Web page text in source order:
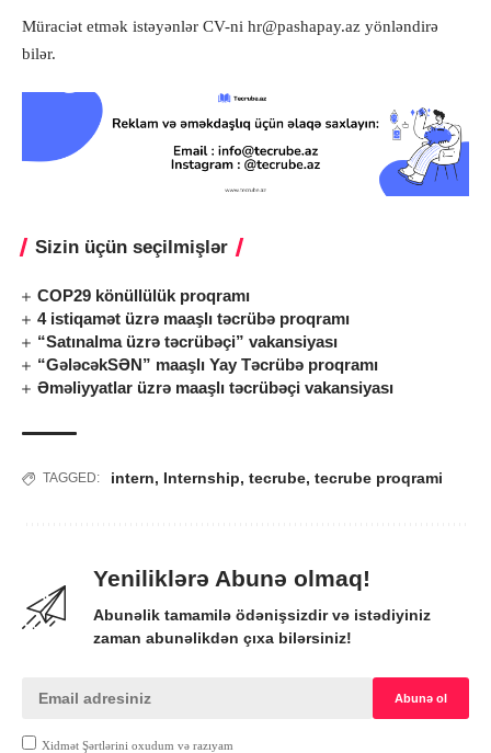
Müraciət etmək istəyənlər CV-ni hr@pashapay.az yönləndirə
bilər.
Sizin üçün seçilmişlər
COP29 könüllülük proqramı
4 istiqamət üzrə maaşlı təcrübə proqramı
“Satınalma üzrə təcrübəçi” vakansiyası
“GələcəkSƏN” maaşlı Yay Təcrübə proqramı
Əməliyyatlar üzrə maaşlı təcrübəçi vakansiyası
TAGGED: intern, Internship, tecrube, tecrube proqrami
Yeniliklərə Abunə olmaq!
Abunəlik tamamilə ödənişsizdir və istədiyiniz
zaman abunəlikdən çıxa bilərsiniz!
Xidmət Şərtlərini oxudum və razıyam